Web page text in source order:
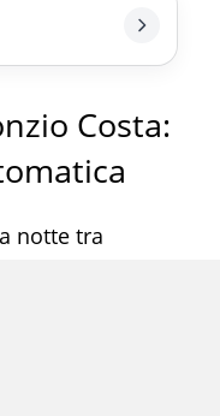
Costa:
notte tra